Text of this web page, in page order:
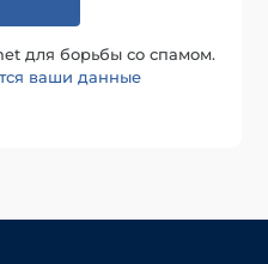
для борьбы со спамом.
ваши данные